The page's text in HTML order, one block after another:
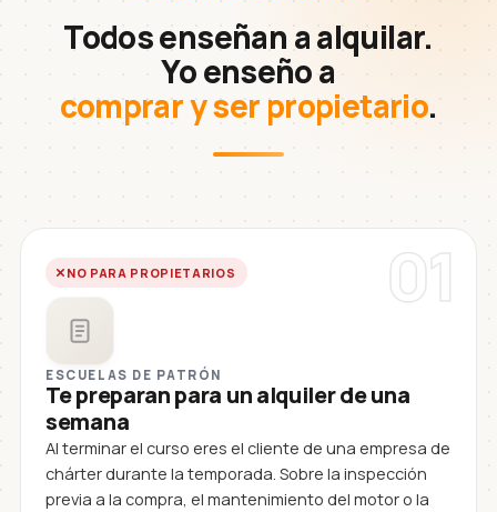
Todos enseñan a alquilar.
Yo enseño a
comprar y ser propietario.
01
NO PARA PROPIETARIOS
ESCUELAS DE PATRÓN
Te preparan para un alquiler de una
semana
Al terminar el curso eres el cliente de una empresa de
chárter durante la temporada. Sobre la inspección
previa a la compra, el mantenimiento del motor o la